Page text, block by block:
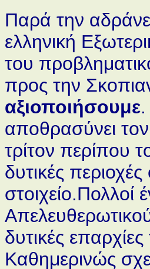
Παρά την
ελληνική
του
προς την
αξιοποιήσουμε
αποθρασύνει τον
τρίτον περίπου
δυτικές
στοιχείο.Πολλοί
δυτικές
Καθημερινώς